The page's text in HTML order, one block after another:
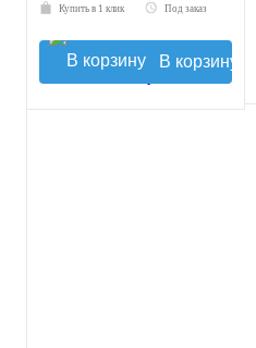
Купить в 1 клик Под заказ
В корзину